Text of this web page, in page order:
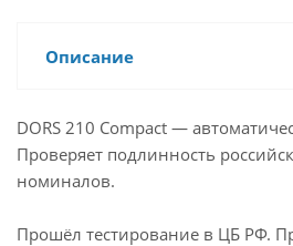
Описание
DORS 210 Compact —
Проверяет подлинность
номиналов.
Прошёл тестирование в ЦБ РФ.